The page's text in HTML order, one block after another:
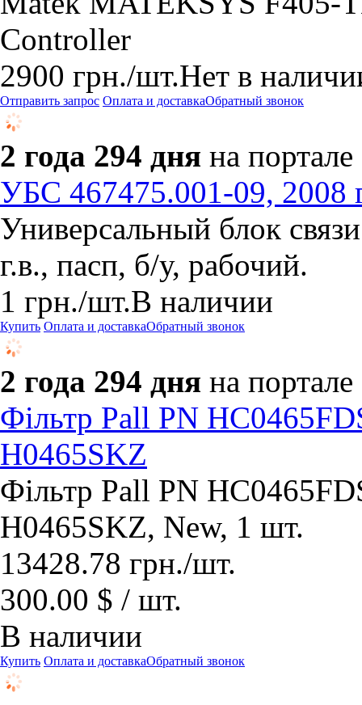
Controller
2900 грн./шт.Нет в
Отправить запрос Оплата и доставкаОбратный звонок
2 года 294 дня на портале
УБС 467475.001-09, 2008
Универсальный блок
г.в., пасп, б/у, рабочий.
1 грн./шт.В наличии
Купить Оплата и доставкаОбратный звонок
2 года 294 дня на портале
Фільтр Pall PN
H0465SKZ
Фільтр Pall PN
H0465SKZ, New, 1 шт.
13428.78 грн./шт.
300.00 $ / шт.
В наличии
Купить Оплата и доставкаОбратный звонок